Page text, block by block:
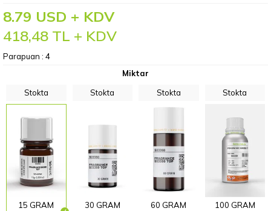
8.79 USD + KDV
418,48 TL + KDV
Parapuan : 4
Miktar
Stokta
15 GRAM
Stokta
30 GRAM
Stokta
60 GRAM
Stokta
100 GRAM